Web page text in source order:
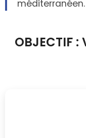
méditerranéen.
OBJECTIF :